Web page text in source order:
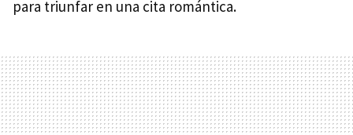
para triunfar en una cita romántica.